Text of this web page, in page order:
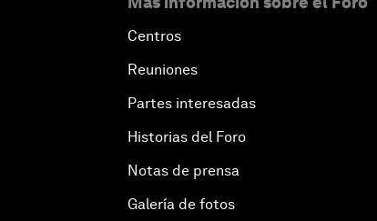
Centros
Reuniones
Partes interesadas
Historias del Foro
Notas de prensa
Galería de fotos